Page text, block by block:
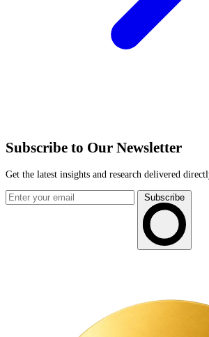
Subscribe to Our Newsletter
Get the latest insights and research delivered
Subscribe